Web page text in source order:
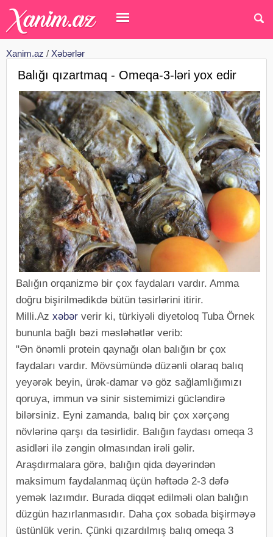
Xanim.az / Xəbərlər
Balığı qızartmaq - Omeqa-3-ləri yox edir
Balığın orqanizmə bir çox faydaları vardır. Amma
doğru bişirilmədikdə bütün təsirlərini itirir.
Milli.Az xəbər verir ki, türkiyəli diyetoloq Tuba Örnek
bununla bağlı bəzi məsləhətlər verib:
"Ən önəmli protein qaynağı olan balığın br çox
faydaları vardır. Mövsümündə düzənli olaraq balıq
yeyərək beyin, ürək-damar və göz sağlamlığımızı
qoruya, immun və sinir sistemimizi gücləndirə
bilərsiniz. Eyni zamanda, balıq bir çox xərçəng
növlərinə qarşı da təsirlidir. Balığın faydası omeqa 3
asidləri ilə zəngin olmasından irəli gəlir.
Araşdırmalara görə, balığın qida dəyərindən
maksimum faydalanmaq üçün həftədə 2-3 dəfə
yemək lazımdır. Burada diqqət edilməli olan balığın
düzgün hazırlanmasıdır. Daha çox sobada bişirməyə
üstünlük verin. Çünki qızardılmış balıq omeqa 3